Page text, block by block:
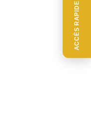
ACCÈS RAPIDE